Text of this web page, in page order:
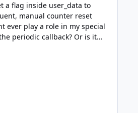
manual counter reset
ever play a role in my special